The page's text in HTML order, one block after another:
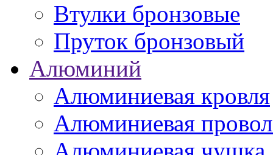
Втулки бронзовые
Пруток бронзовый
Алюминий
Алюминиевая кровля
Алюминиевая